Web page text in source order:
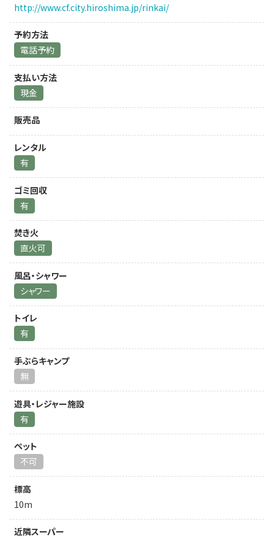
http://www.cf.city.hiroshima.jp/rinkai/
予約方法
電話予約
支払い方法
現金
販売品
レンタル
有
ゴミ回収
有
焚き火
直火可
風呂・シャワー
シャワー
トイレ
有
手ぶらキャンプ
無
遊具・レジャー施設
有
ペット
不可
標高
10m
近隣スーパー